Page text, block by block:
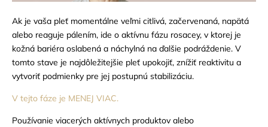
Ak je vaša pleť momentálne veľmi citlivá, začervenaná, napätá
alebo reaguje pálením, ide o aktívnu fázu rosacey, v ktorej je
kožná bariéra oslabená a náchylná na ďalšie podráždenie. V
tomto stave je najdôležitejšie pleť upokojiť, znížiť reaktivitu a
vytvoriť podmienky pre jej postupnú stabilizáciu.
V tejto fáze je MENEJ VIAC.
Používanie viacerých aktívnych produktov alebo